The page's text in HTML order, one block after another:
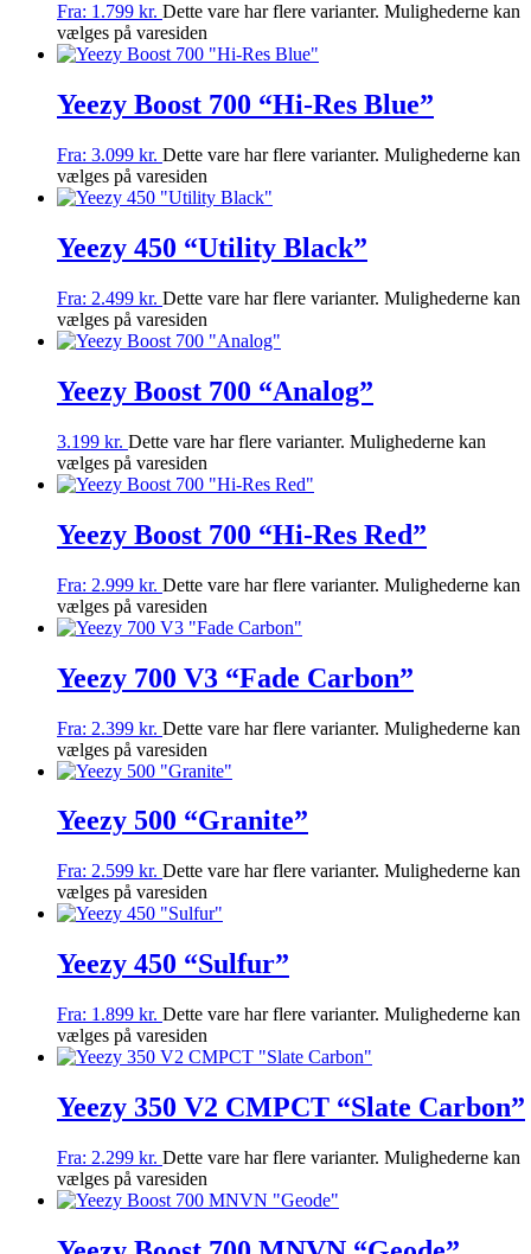
Fra: 1.799 kr. Dette vare har flere varianter. Mulighederne kan
vælges på varesiden
Yeezy Boost 700 “Hi-Res Blue”
Fra: 3.099 kr. Dette vare har flere varianter. Mulighederne kan
vælges på varesiden
Yeezy 450 “Utility Black”
Fra: 2.499 kr. Dette vare har flere varianter. Mulighederne kan
vælges på varesiden
Yeezy Boost 700 “Analog”
3.199 kr. Dette vare har flere varianter. Mulighederne kan
vælges på varesiden
Yeezy Boost 700 “Hi-Res Red”
Fra: 2.999 kr. Dette vare har flere varianter. Mulighederne kan
vælges på varesiden
Yeezy 700 V3 “Fade Carbon”
Fra: 2.399 kr. Dette vare har flere varianter. Mulighederne kan
vælges på varesiden
Yeezy 500 “Granite”
Fra: 2.599 kr. Dette vare har flere varianter. Mulighederne kan
vælges på varesiden
Yeezy 450 “Sulfur”
Fra: 1.899 kr. Dette vare har flere varianter. Mulighederne kan
vælges på varesiden
Yeezy 350 V2 CMPCT “Slate Carbon”
Fra: 2.299 kr. Dette vare har flere varianter. Mulighederne kan
vælges på varesiden